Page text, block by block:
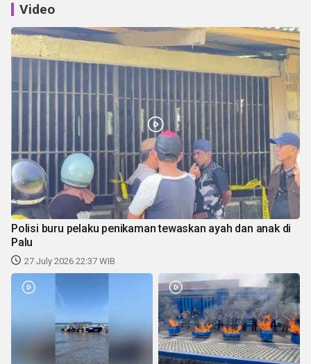
Video
Polisi buru pelaku penikaman tewaskan ayah dan anak di
Palu
27 July 2026 22:37 WIB